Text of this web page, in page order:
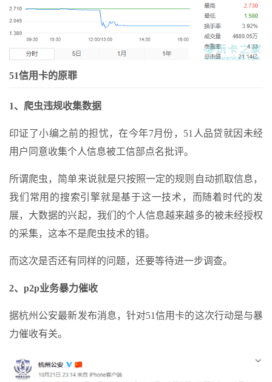
51信用卡的原罪
1、爬虫违规收集数据
印证了小编之前的担忧，在今年7月份，51人品贷就因未经
用户同意收集个人信息被工信部点名批评。
所谓爬虫，简单来说就是只按照一定的规则自动抓取信息，
我们常用的搜索引擎就是基于这一技术，而随着时代的发
展，大数据的兴起，我们的个人信息越来越多的被未经授权
的采集，这本不是爬虫技术的错。
而这次是否还有同样的问题，还要等待进一步调查。
2、p2p业务暴力催收
据杭州公安最新发布消息，针对51信用卡的这次行动是与暴
力催收有关。